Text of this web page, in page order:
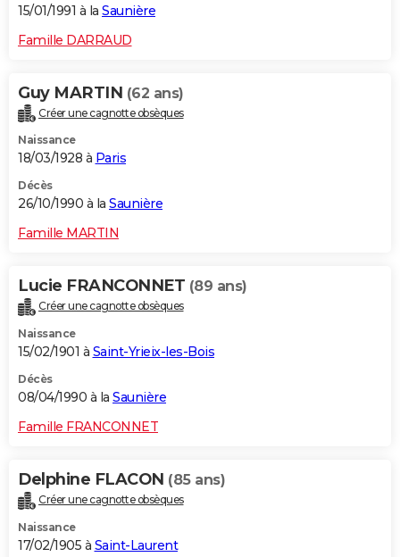
15/01/1991 à la Saunière
Famille DARRAUD
Guy MARTIN (62 ans)
Créer une cagnotte obsèques
Naissance
18/03/1928 à Paris
Décès
26/10/1990 à la Saunière
Famille MARTIN
Lucie FRANCONNET (89 ans)
Créer une cagnotte obsèques
Naissance
15/02/1901 à Saint-Yrieix-les-Bois
Décès
08/04/1990 à la Saunière
Famille FRANCONNET
Delphine FLACON (85 ans)
Créer une cagnotte obsèques
Naissance
17/02/1905 à Saint-Laurent